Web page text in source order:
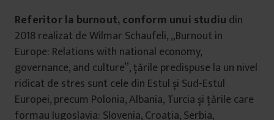
Referitor la burnout, conform unui studiu din
2018 realizat de Wilmar Schaufeli, „Burnout in
Europe: Relations with national economy,
governance, and culture”, țările predispuse la un nivel
ridicat de stres sunt cele din Estul și Sud-Estul
Europei, precum Polonia, Albania, Turcia și țările care
formau Iugoslavia: Slovenia, Croația, Serbia,